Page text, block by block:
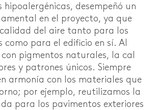
hipoalergénicas, desempeñó un
en el proyecto, ya que
del aire tanto para los
como para el edificio en sí. Al
pigmentos naturales, la cal
y patrones únicos. Siempre
armonía con los materiales que
por ejemplo, reutilizamos la
para los pavimentos exteriores